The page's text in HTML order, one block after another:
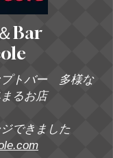
Bar
プトバー 多様な
るお店
できました